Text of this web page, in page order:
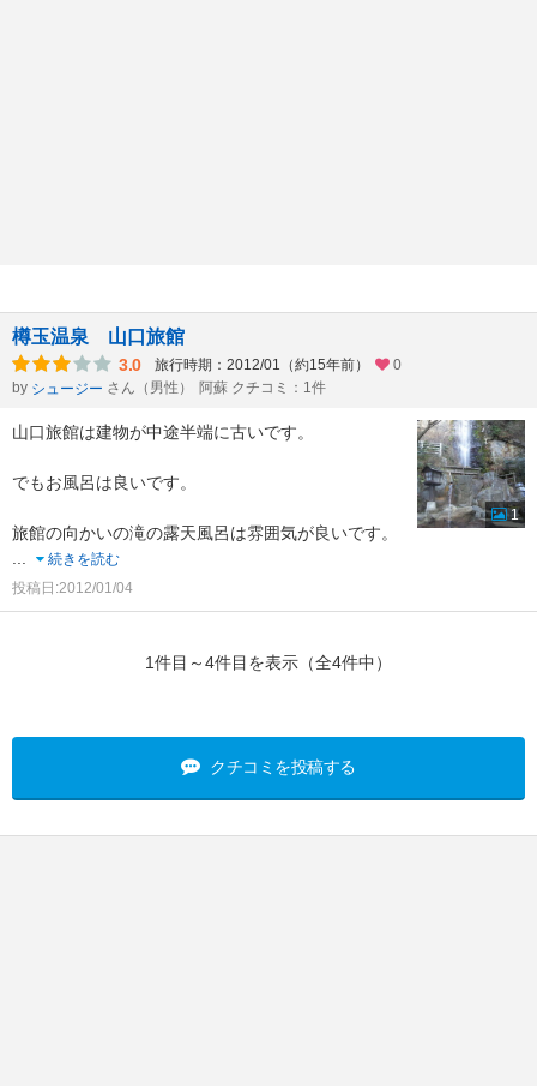
樽玉温泉 山口旅館
3.0 旅行時期：2012/01（約15年前）
0
by シュージー さん（男性） 阿蘇 クチコミ：1件
山口旅館は建物が中途半端に古いです。
でもお風呂は良いです。
旅館の向かいの滝の露天風呂は雰囲気が良いです。
...
続きを読む
投稿日:2012/01/04
1
1件目～4件目を表示（全4件中）
クチコミを投稿する